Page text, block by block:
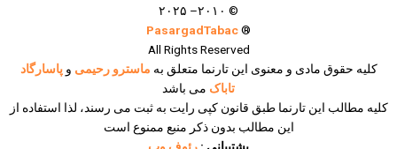
© ۲۰۱۰– ۲۰۲۵
®
PasargadTabac
All Rights Reserved
كليه حقوق مادی و معنوی اين تارنما متعلق به ماسترو رحیمی وپاسارگاد
تاباک می باشد
کلیه مطالب این تارنما طبق قانون کپی رایت به ثبت می رسند، لذا استفاده از
این مطالب بدون ذکر منبع ممنوع است